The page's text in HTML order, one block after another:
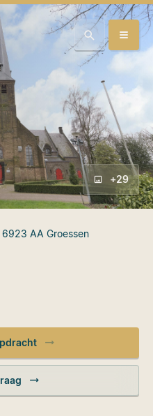
+29
6923 AA Groessen